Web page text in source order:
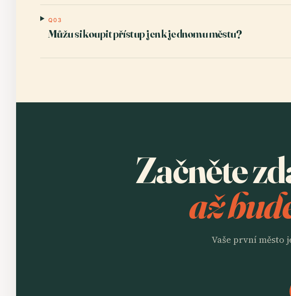
Q03
Můžu si koupit přístup jen k jednomu městu?
Začněte
až
Vaše první město